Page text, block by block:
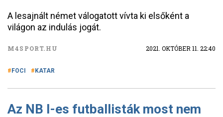
A lesajnált német válogatott vívta ki elsőként a
világon az indulás jogát.
M4SPORT.HU 2021. OKTÓBER 11. 22:40
FOCI KATAR
Az NB I-es futballisták most nem